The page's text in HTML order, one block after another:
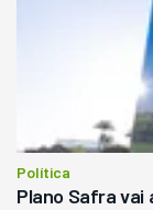
Política
Plano Safra vai